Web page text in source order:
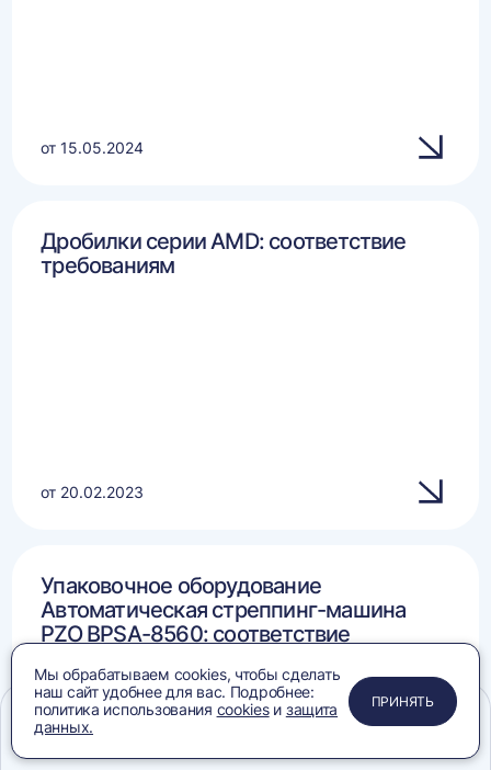
от 15.05.2024
Дробилки серии AMD: соответствие
требованиям
от 20.02.2023
Упаковочное оборудование
Автоматическая стреппинг-машина
PZO BPSA-8560: соответствие
ПРИМЕНИТЬ
ЗАКРЫТЬ
ЗАКРЫТЬ
ЗАКРЫТЬ
Мы обрабатываем cookies, чтобы сделать
наш сайт удобнее для вас. Подробнее:
политика использования cookiesи защита
данных.
ПРИНЯТЬ